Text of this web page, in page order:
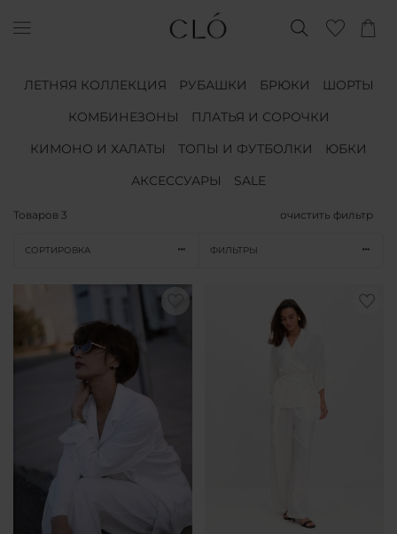
ЛЕТНЯЯ КОЛЛЕКЦИЯ РУБАШКИ БРЮКИ
ШОРТЫ
КОМБИНЕЗОНЫ
ПЛАТЬЯ И СОРОЧКИ
КИМОНО И ХАЛАТЫ
ТОПЫ И ФУТБОЛКИ
ЮБКИ
АКСЕССУАРЫ
SALE
Товаров 3 очистить фильтр
СОРТИРОВКА ФИЛЬТРЫ